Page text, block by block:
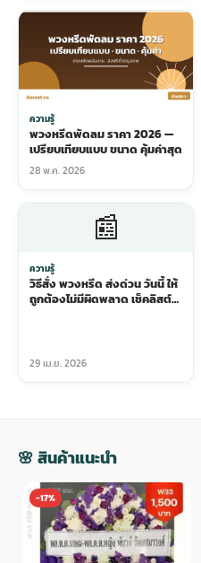
ความรู้
พวงหรีดพัดลม ราคา 2026 —
เปรียบเทียบแบบ ขนาด คุ้มค่าสุด
28 พ.ค. 2026
📰
ความรู้
วิธีสั่ง พวงหรีด ส่งด่วน วันนี้ ให้
ถูกต้องไม่มีผิดพลาด เช็คลิสต์
29 เม.ย. 2026
🌸 สินค้าแนะนำ
-17%